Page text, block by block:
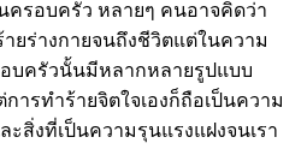
ครอบครัว หลายๆ คนอาจคิดว่า
ยร่างกายจนถึงชีวิตแต่ในความ
บครัวนั้นมีหลากหลายรูปแบบ
ารทำร้ายจิตใจเองก็ถือเป็นความ
สิ่งที่เป็นความรุนแรงแฝงจนเรา